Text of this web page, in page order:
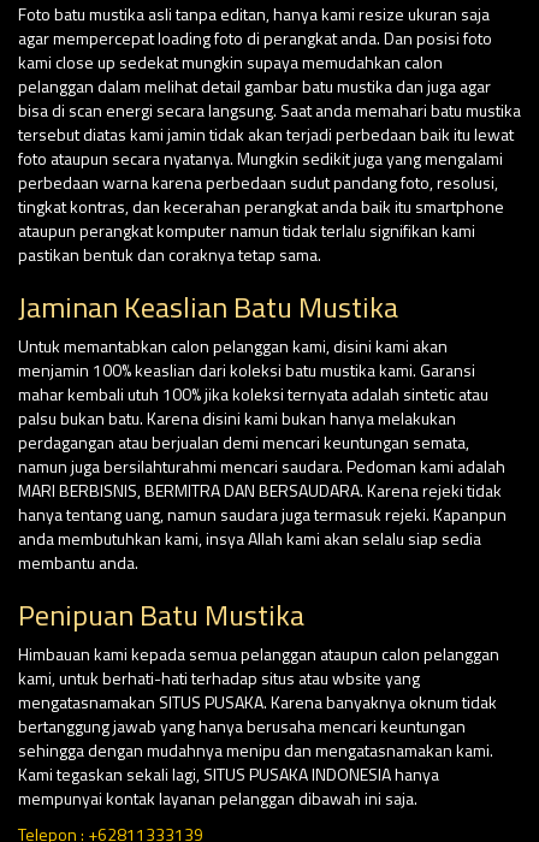
Foto batu mustika asli tanpa editan, hanya kami resize ukuran saja
agar mempercepat loading foto di perangkat anda. Dan posisi foto
kami close up sedekat mungkin supaya memudahkan calon
pelanggan dalam melihat detail gambar batu mustika dan juga agar
bisa di scan energi secara langsung. Saat anda memahari batu mustika
tersebut diatas kami jamin tidak akan terjadi perbedaan baik itu lewat
foto ataupun secara nyatanya. Mungkin sedikit juga yang mengalami
perbedaan warna karena perbedaan sudut pandang foto, resolusi,
tingkat kontras, dan kecerahan perangkat anda baik itu smartphone
ataupun perangkat komputer namun tidak terlalu signifikan kami
pastikan bentuk dan coraknya tetap sama.
Jaminan Keaslian Batu Mustika
Untuk memantabkan calon pelanggan kami, disini kami akan
menjamin 100% keaslian dari koleksi batu mustika kami. Garansi
mahar kembali utuh 100% jika koleksi ternyata adalah sintetic atau
palsu bukan batu. Karena disini kami bukan hanya melakukan
perdagangan atau berjualan demi mencari keuntungan semata,
namun juga bersilahturahmi mencari saudara. Pedoman kami adalah
MARI BERBISNIS, BERMITRA DAN BERSAUDARA. Karena rejeki tidak
hanya tentang uang, namun saudara juga termasuk rejeki. Kapanpun
anda membutuhkan kami, insya Allah kami akan selalu siap sedia
membantu anda.
Penipuan Batu Mustika
Himbauan kami kepada semua pelanggan ataupun calon pelanggan
kami, untuk berhati-hati terhadap situs atau wbsite yang
mengatasnamakan SITUS PUSAKA. Karena banyaknya oknum tidak
bertanggung jawab yang hanya berusaha mencari keuntungan
sehingga dengan mudahnya menipu dan mengatasnamakan kami.
Kami tegaskan sekali lagi, SITUS PUSAKA INDONESIA hanya
mempunyai kontak layanan pelanggan dibawah ini saja.
Telepon : +62811333139